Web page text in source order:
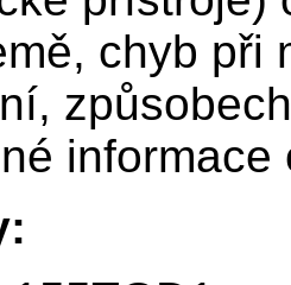
chyb při